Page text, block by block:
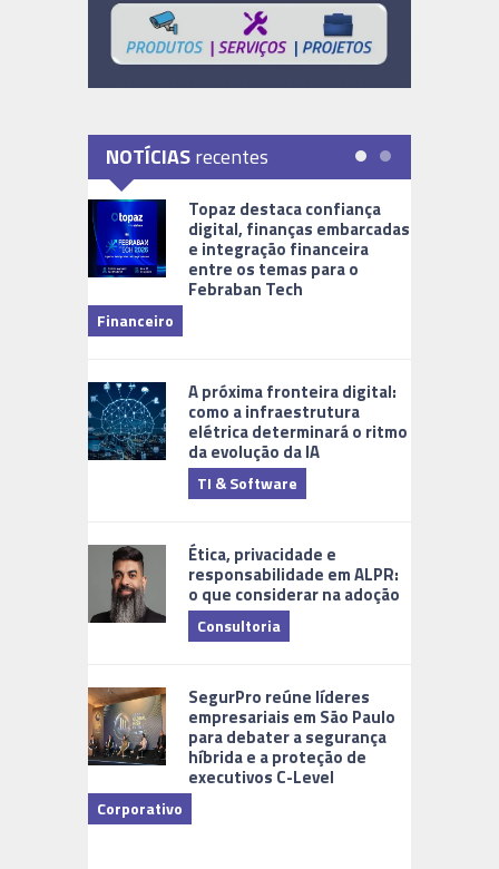
NOTÍCIASrecentes
Topaz destaca confiança
digital, finanças embarcadas
e integração financeira
entre os temas para o
Febraban Tech
Financeiro
A próxima fronteira digital:
como a infraestrutura
elétrica determinará o ritmo
da evolução da IA
TI & Software
Ética, privacidade e
responsabilidade em ALPR:
o que considerar na adoção
Consultoria
SegurPro reúne líderes
empresariais em São Paulo
para debater a segurança
híbrida e a proteção de
executivos C-Level
Corporativo